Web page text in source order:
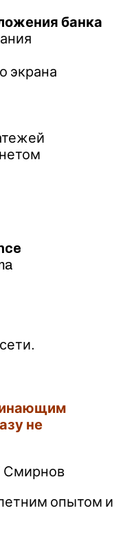
банка
экрана
не
Смирнов
опытом и